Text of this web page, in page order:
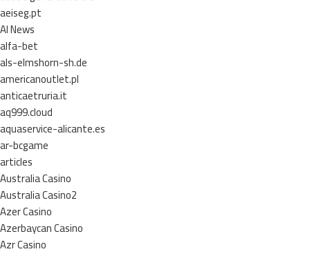
aeiseg.pt
AI News
alfa-bet
als-elmshorn-sh.de
americanoutlet.pl
anticaetruria.it
aq999.cloud
aquaservice-alicante.es
ar-bcgame
articles
Australia Casino
Australia Casino2
Azer Casino
Azerbaycan Casino
Azr Casino